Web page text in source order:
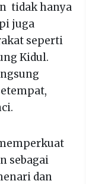
tidak hanya
juga
seperti
Kidul.
sebagai
dan